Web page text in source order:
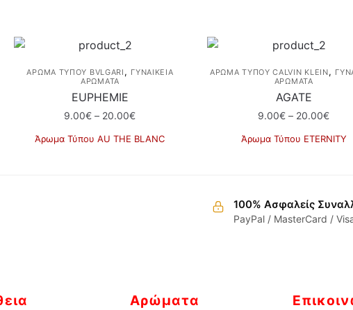
ΆΡΩΜΑ ΤΎΠΟΥ BVLGARI , ΓΥΝΑΙΚΕΙΑ
ΑΡΩΜΑΤΑ
EUPHEMIE
9.00€ – 20.00€Price
9.00€
Άρωμα Τύπου AU ΤΗΕ BLANC
μπορούν
ΆΡΩΜΑ ΤΎΠΟΥ CALVIN KLEIN,
ΑΡΩΜΑΤΑ
AGATE
9.00€ – 20.00€Price
9.00€
Άρωμα Τύπου ETERNITY
έχει
πολλαπλές
μπορούν
100% Ασφαλείς
PayPal / MasterCard /
Αρώματα